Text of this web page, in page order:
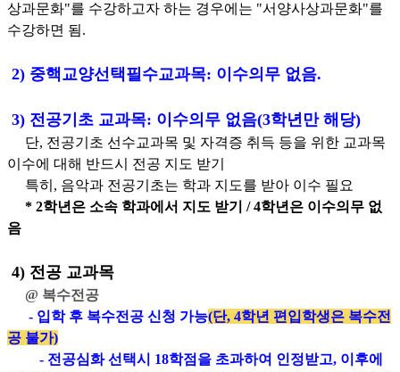
상과문화"를 수강하고자 하는 경우에는 "서양사상과문화"를
수강하면 됨.
2) 중핵교양선택필수교과목: 이수의무 없음.
3) 전공기초 교과목: 이수의무 없음(3학년만 해당)
단, 전공기초 선수교과목 및 자격증 취득 등을 위한 교과목
이수에 대해 반드시 전공 지도 받기
특히 , 음악과 전공기초는 학과 지도를 받아 이수 필요
* 2학년은 소속 학과에서 지도 받기 / 4학년은 이수의무 없
음
4) 전공 교과목
@ 복수전공
- 입학후 복수전공 신청 가능(단, 4학년 편입학생은 복수전
공 불가)
- 전공심화 선택시 18학점을 초과하여 인정받고, 이후에